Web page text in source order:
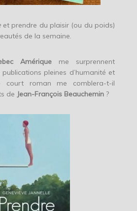
et prendre du plaisir (ou du poids)
de la semaine.
Amérique me surprennent
pleines d’humanité et
court roman me comblera-t-il
de Jean-François Beauchemin?